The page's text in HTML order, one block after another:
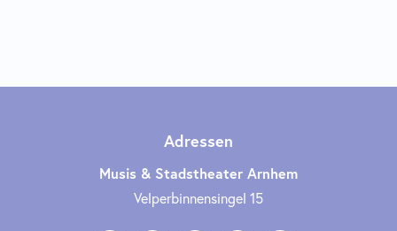
Adressen
Musis & Stadstheater Arnhem
Velperbinnensingel 15